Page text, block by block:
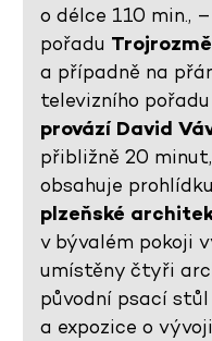
o délce 110 min.,
pořadu
a případně na
televizního pořadu
provází David
přibližně 20
obsahuje
plzeňské
v bývalém pokoji
umístěny čtyři
původní psací
a expozice o